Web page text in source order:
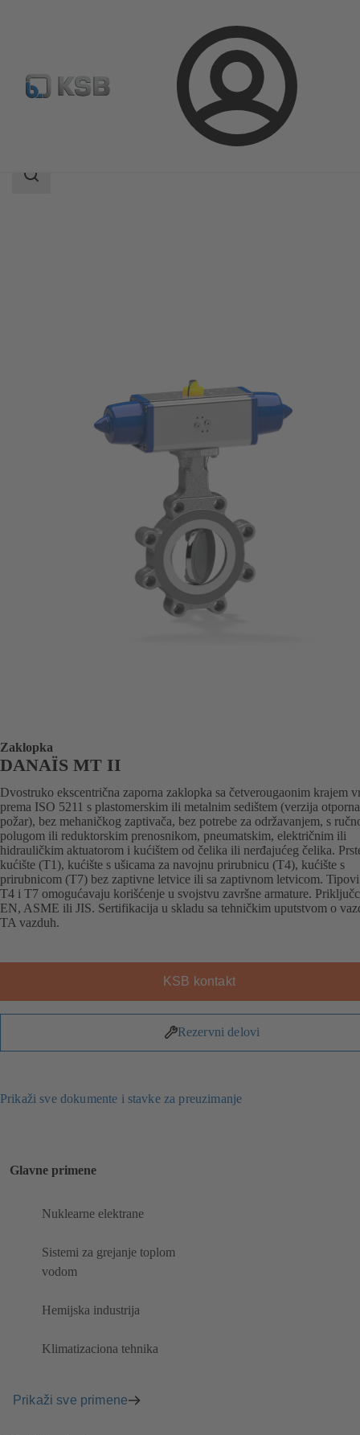
Prijava
Katalog proizvoda DANAÏS MT II
Područje
Zaklopka
DANAÏS MT II
Dvostruko ekscentrična zaporna zaklopka sa četverougaonim krajem
prema ISO 5211 s plastomerskim ili metalnim sedištem (verzija
požar), bez mehaničkog zaptivača, bez potrebe za održavanjem, s
polugom ili reduktorskim prenosnikom, pneumatskim, električnim ili
hidrauličkim aktuatorom i kućištem od čelika ili nerđajućeg čelika.
kućište (T1), kućište s ušicama za navojnu prirubnicu (T4), kućište s
prirubnicom (T7) bez zaptivne letvice ili sa zaptivnom letvicom.
T4 i T7 omogućavaju korišćenje u svojstvu završne armature.
EN, ASME ili JIS. Sertifikacija u skladu sa tehničkim uputstvom o
TA vazduh.
KSB kontakt
Rezervni delovi
Prikaži sve dokumente i stavke za preuzimanje
Glavne primene
Nuklearne elektrane
Sistemi za grejanje toplom
vodom
Hemijska industrija
Klimatizaciona tehnika
Prikaži sve primene